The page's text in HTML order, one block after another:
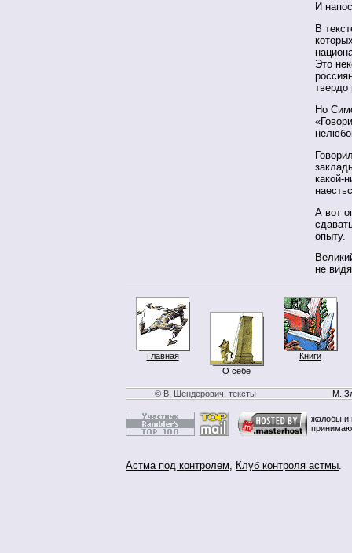
И
В
Это
твердо
Но
какой-
А вот
опыту.
не
Главная
О себе
Книги
© В. Шендерович, тексты М.
жалобы и
Астма под контролем, Клуб контроля астмы.